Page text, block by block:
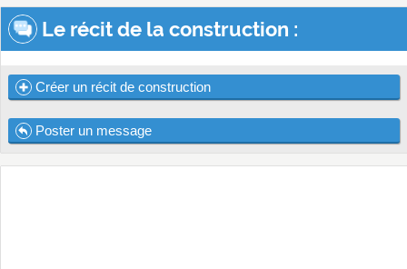
Le récit de la construction :
Créer un récit de construction
Poster un message